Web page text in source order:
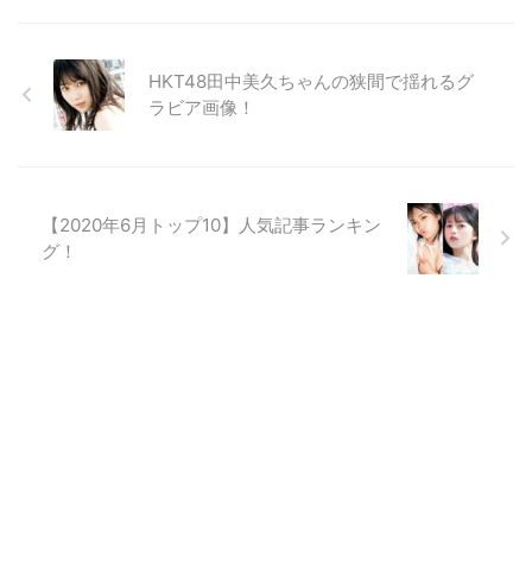
HKT48田中美久ちゃんの狭間で揺れるグ
ラビア画像！
【2020年6月トップ10】人気記事ランキン
グ！